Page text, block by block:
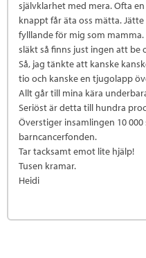
självklarhet med mera. Ofta
knappt får äta oss mätta.
fylllande för mig som
släkt så finns just ingen att be
Så, jag tänkte att kanske
tio och kanske en tjugolapp
Allt går till mina kära
Seriöst är detta till hundra
Överstiger insamlingen 10
barncancerfonden.
Tar tacksamt emot lite hjälp!
Tusen kramar.
Heidi